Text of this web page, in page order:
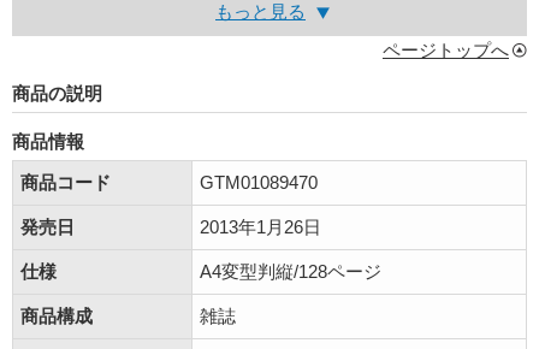
もっと見る
ページトップへ
商品の説明
商品情報
商品コード
GTM01089470
発売日 2013年1月26日
仕様 A4変型判縦/128ページ
商品構成 雑誌